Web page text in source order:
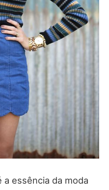
a essência da moda